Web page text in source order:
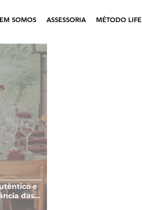
SOMOS ASSESSORIA MÉTODO LIFE
e
das